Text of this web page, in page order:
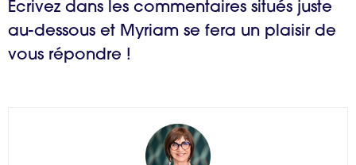
Ecrivez dans les commentaires situés juste
au-dessous et Myriam se fera un plaisir de
vous répondre !